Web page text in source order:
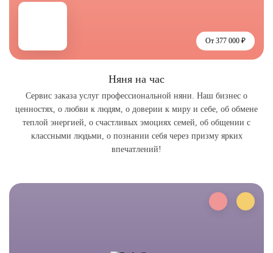
От 377 000 ₽
Няня на час
Сервис заказа услуг профессиональной няни. Наш бизнес о
ценностях, о любви к людям, о доверии к миру и себе, об обмене
теплой энергией, о счастливых эмоциях семей, об общении с
классными людьми, о познании себя через призму ярких
впечатлений!